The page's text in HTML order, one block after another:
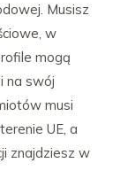
Musisz
w
mogą
na swój
musi
UE, a
znajdziesz w